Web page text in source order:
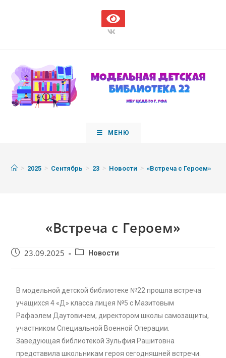
МЕНЮ
> 2025 > Сентябрь > 23 > Новости > «Встреча с Героем»
«Встреча с Героем»
23.09.2025 Новости
В модельной детской библиотеке №22 прошла встреча
учащихся 4 «Д» класса лицея №5 с Мазитовым
Рафаэлем Даутовичем, директором школы самозащиты,
участником Специальной Военной Операции.
Заведующая библиотекой Зульфия Рашитовна
представила школьникам героя сегодняшней встречи.